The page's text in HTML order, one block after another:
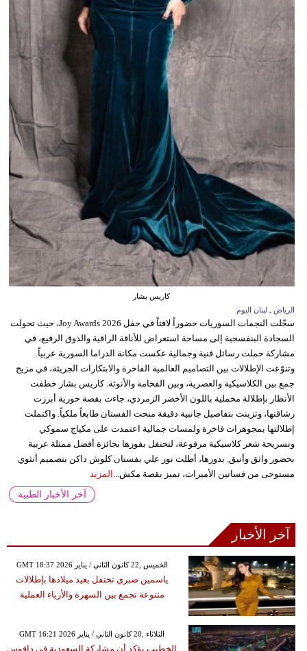
كاريس بشار
الرياض ـ لبنان اليوم
سجّلت النجمات السوريات حضوراً لافتاً في حفل Joy Awards 2026، حيث تحولت
السجادة البنفسجية إلى مساحة استعراض للأناقة الراقية والذوق الرفيع، في
مشاركة حملت رسائل فنية وجمالية عكست مكانة الدراما السورية عربياً.
وتنوّعت الإطلالات بين التصاميم العالمية الفاخرة والابتكارات الجريئة، في مزيج
جمع بين الكلاسيكية والعصرية، وبين الفخامة والأنوثة. كاريس بشار خطفت
الأنظار بإطلالة مخملية باللون الأخضر الزمردي، جاءت بقصة حورية أبرزت
رشاقتها، وتزينت بتفاصيل جانبية دقيقة منحت الفستان طابعاً ملكياً. واكتملت
إطلالتها بمجوهرات فاخرة ولمسات جمالية اعتمدت على مكياج سموكي
وتسريحة شعر كلاسيكية مرفوعة، لتحتفل بفوزها بجائزة أفضل ممثلة عربية
بحضور واثق وأنيق. بدورها، أطلت نور علي بفستان كلوش داكن بتصميم أنثوي
مستوحى من فساتين الأميرات، تميز بقصة مكش... المزيد
آخر الأخبار الطبية
آخر الأخبار
GMT 18:37 2026 الخميس ,22 كانون الثاني / يناير
ياسمين صبري تحتفل بعيد ميلادها بإطلالات
متنوعة تجمع بين السهرة والأزياء العملية
GMT 16:21 2026 الثلاثاء ,20 كانون الثاني / يناير
الخطيب يؤكد أن مشاركة السعودية في دافوس